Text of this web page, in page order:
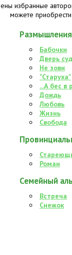
избранные
можете
Размышления
Бабочки
Дверь
Не зови
"Старуха"
...А бес в
Дождь
Любовь
Жизнь
Свобода
Роман
Семейный
Встреча
Снежок